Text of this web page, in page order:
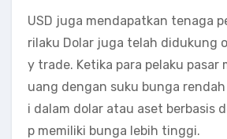
USD juga mendapatkan tenaga
rilaku Dolar juga telah didukung
y trade. Ketika para pelaku pasar
uang dengan suku bunga
i dalam dolar atau aset berbasis
p memiliki bunga lebih tinggi.